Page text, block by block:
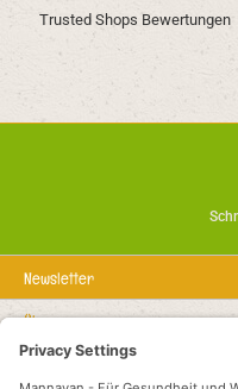
Trusted Shops Bewertungen
Newsletter
Über uns
Rechtstexte